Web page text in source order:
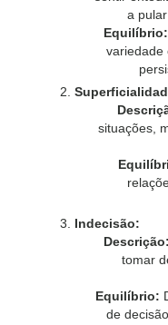
a
Equilíbrio:
variedade
situações,
Indecisão:
Descrição:
tomar
Equilíbrio:
de